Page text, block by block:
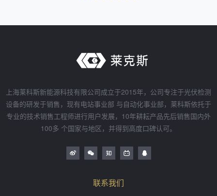
上海莱科斯新能源科技有限公司成立于2015年，公司专注于光伏检测
设备的研发于销售，现有电站事业部 与自动化事业部，莱科斯依托于
专业的技术销售工程师进行用户发展，10年耕耘产品先后销售国内外
100多 个国家与地区，并得到高度口碑认可。
联系我们